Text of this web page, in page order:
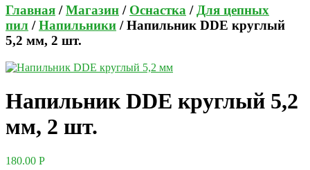
Главная /Магазин / Оснастка /Для цепных
пил /Напильники / Напильник DDE круглый
5,2 мм, 2 шт.
Напильник DDE круглый 5,2
мм, 2 шт.
180.00 Р